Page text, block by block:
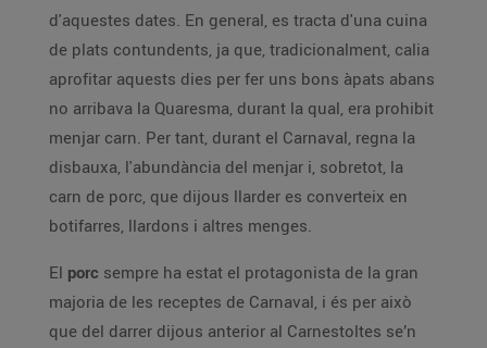
d'aquestes dates. En general, es tracta d'una cuina
de plats contundents, ja que, tradicionalment, calia
aprofitar aquests dies per fer uns bons àpats abans
no arribava la Quaresma, durant la qual, era prohibit
menjar carn. Per tant, durant el Carnaval, regna la
disbauxa, l'abundància del menjar i, sobretot, la
carn de porc, que dijous llarder es converteix en
botifarres, llardons i altres menges.
El porc sempre ha estat el protagonista de la gran
majoria de les receptes de Carnaval, i és per això
que del darrer dijous anterior al Carnestoltes se’n